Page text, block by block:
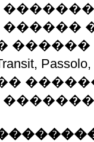
������
������